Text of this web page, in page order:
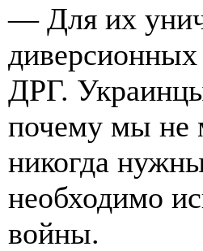
— Для их
ДРГ.
почему мы не
никогда
необходимо
войны.